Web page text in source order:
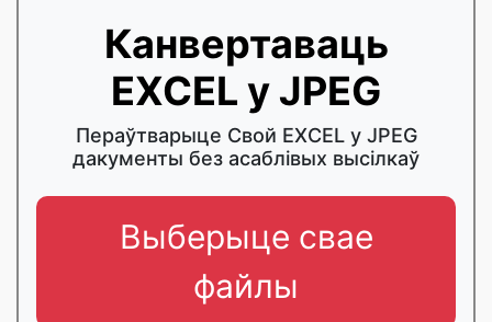
Канвертаваць
EXCEL у JPEG
Пераўтварыце Свой EXCEL у JPEG
дакументы без асаблівых высілкаў
Выберыце свае
файлы